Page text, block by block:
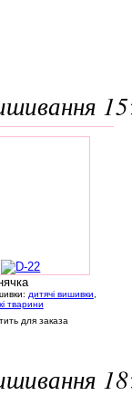
дитячі вишивки
тварини
для заказа